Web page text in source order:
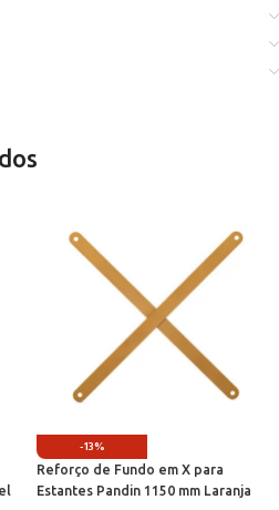
-13%
Reforço de Fundo em X para
Estantes Pandin 1150 mm Laranja